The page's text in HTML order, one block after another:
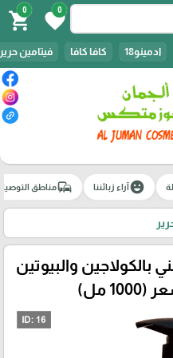
0
favorite
0
shopping_cart
ادمينو18 كافا كافا فيتامين حرير
emoji_emotionsآراء زبائننا commuteمناطق
بالكولاجين والبيوتين
مل)